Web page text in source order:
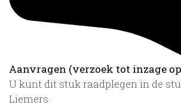
Aanvragen (verzoek tot inzage
U kunt dit stuk raadplegen in de
Liemers.